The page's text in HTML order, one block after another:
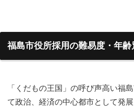
福島市役所採用の難易度・年
「くだもの王国」の呼び声高い福
て政治、経済の中心都市として発